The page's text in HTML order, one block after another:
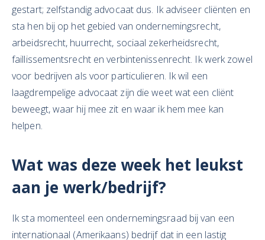
gestart; zelfstandig advocaat dus. Ik adviseer cliënten en
sta hen bij op het gebied van ondernemingsrecht,
arbeidsrecht, huurrecht, sociaal zekerheidsrecht,
faillissementsrecht en verbintenissenrecht. Ik werk zowel
voor bedrijven als voor particulieren. Ik wil een
laagdrempelige advocaat zijn die weet wat een cliënt
beweegt, waar hij mee zit en waar ik hem mee kan
helpen.
Wat was deze week het leukst
aan je werk/bedrijf?
Ik sta momenteel een ondernemingsraad bij van een
internationaal (Amerikaans) bedrijf dat in een lastig